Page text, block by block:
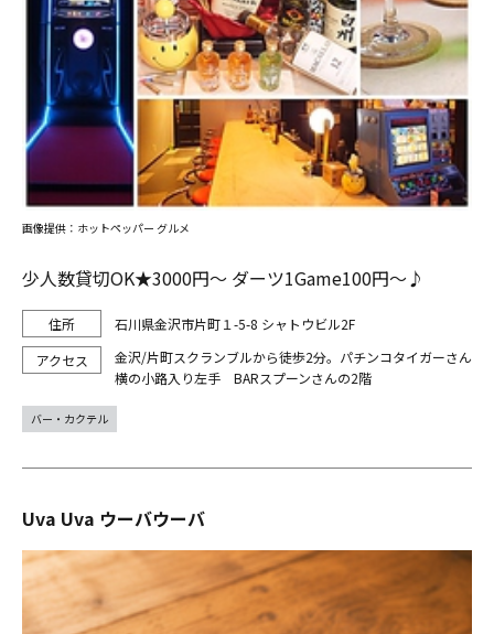
少人数貸切OK★3000円～ ダーツ1Game100円～♪
石川県金沢市片町１-5-8 シャトウビル2F
金沢/片町スクランブルから徒歩2分。パチンコタイガーさん
横の小路入り左手 BARスプーンさんの2階
画像提供：ホットペッパー グルメ
バー・カクテル
Uva Uva ウーバウーバ